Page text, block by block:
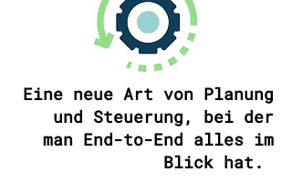
Eine neue Art von Planung
und Steuerung, bei der
man End-to-End alles im
Blick hat.